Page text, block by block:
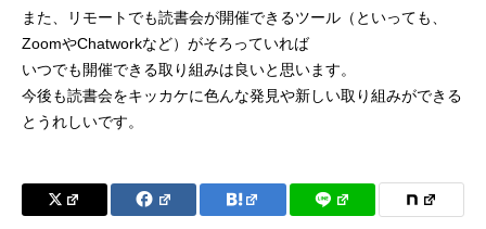
また、リモートでも読書会が開催できるツール（といっても、
ZoomやChatworkなど）がそろっていれば
いつでも開催できる取り組みは良いと思います。
今後も読書会をキッカケに色んな発見や新しい取り組みができる
とうれしいです。